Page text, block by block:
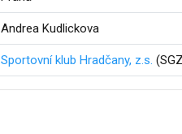
Andrea Kudlickova
Sportovní klub Hradčany, z.s.